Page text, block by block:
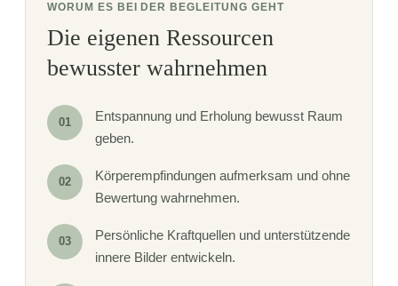
WORUM ES BEI DER BEGLEITUNG GEHT
Die eigenen Ressourcen
bewusster wahrnehmen
01
Entspannung und Erholung bewusst Raum
geben.
02
Körperempfindungen aufmerksam und ohne
Bewertung wahrnehmen.
03
Persönliche Kraftquellen und unterstützende
innere Bilder entwickeln.